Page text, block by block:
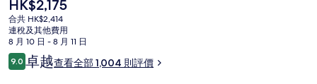
店
相
片
價
HK$2,175
HK$2,175
合共 HK$2,414
連稅及其他費用
8 月 10 日 - 8 月 11 日
評
價
9.09.0 分，滿分 10 分，
卓越查看全部 1,004 則評價